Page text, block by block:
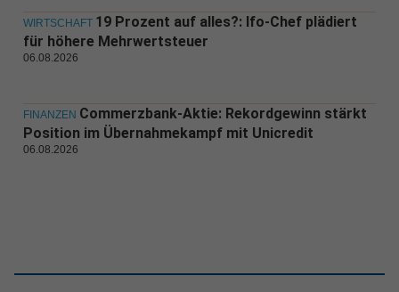
WIRTSCHAFT 19 Prozent auf alles?: Ifo-Chef plädiert
für höhere Mehrwertsteuer
06.08.2026
FINANZEN Commerzbank-Aktie: Rekordgewinn stärkt
Position im Übernahmekampf mit Unicredit
06.08.2026